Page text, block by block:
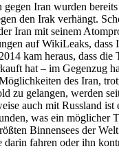
gegen Iran wurden
den Irak verhängt.
Iran mit seinem
auf WikiLeaks, dass
kam heraus, dass die
hat – im Gegenzug
des Iran,
zu gelangen, werden
auch mit Russland ist
was ein möglicher
Binnensees der
darin fahren oder ihn